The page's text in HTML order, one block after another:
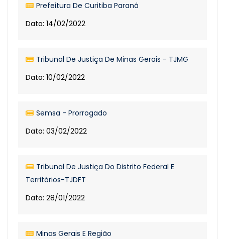
Prefeitura De Curitiba Paraná
Data: 14/02/2022
Tribunal De Justiça De Minas Gerais - TJMG
Data: 10/02/2022
Semsa - Prorrogado
Data: 03/02/2022
Tribunal De Justiça Do Distrito Federal E
Territórios-TJDFT
Data: 28/01/2022
Minas Gerais E Região